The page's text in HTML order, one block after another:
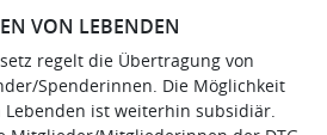
VON LEBENDEN
regelt die Übertragung von
Spenderinnen. Die Möglichkeit
ist weiterhin subsidiär.